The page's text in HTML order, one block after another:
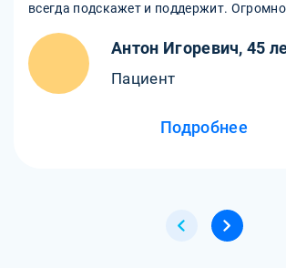
всегда подскажет и поддержит.
Антон Игоревич, 45
Пациент
Подробнее